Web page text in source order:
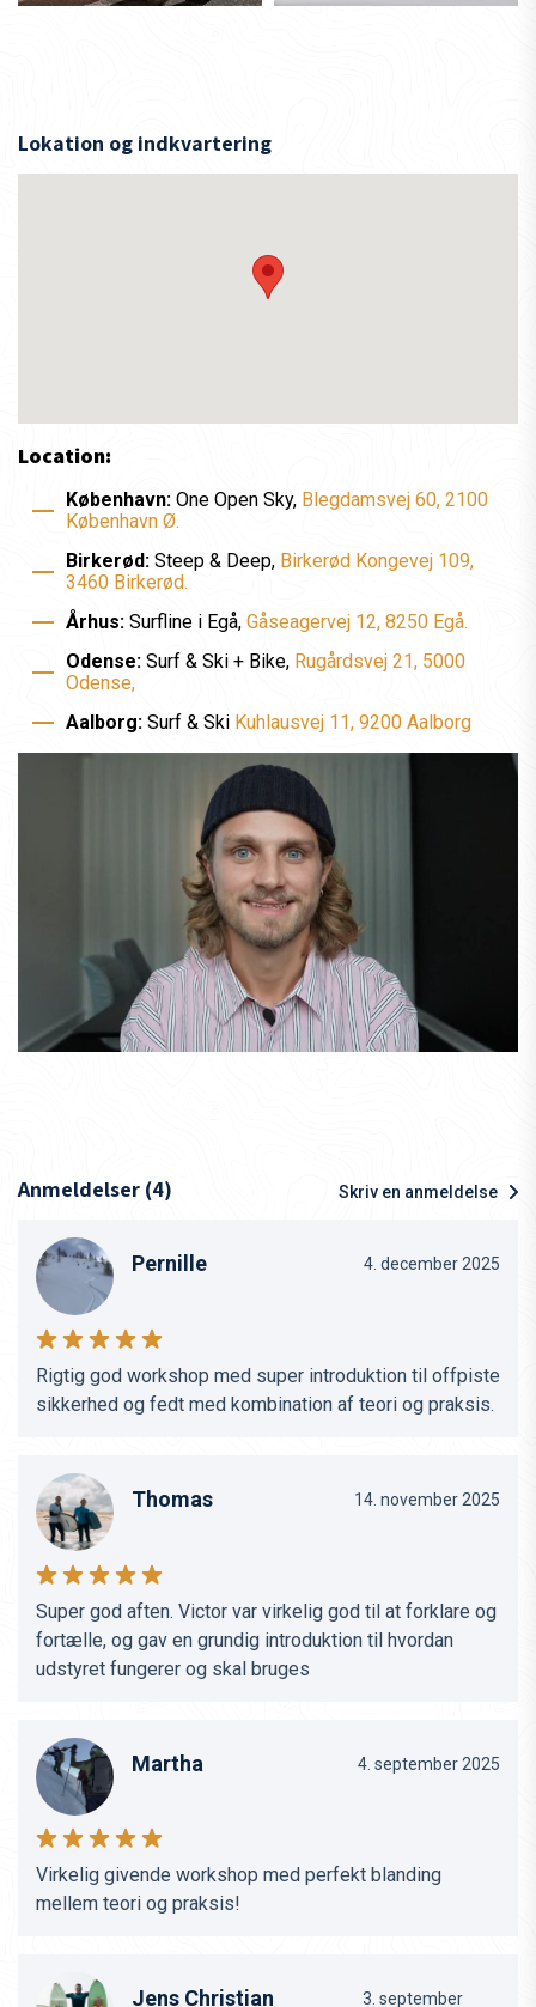
Lokation og indkvartering
Location:
København: One Open Sky, Blegdamsvej 60, 2100
København Ø.
Birkerød: Steep & Deep, Birkerød Kongevej 109,
3460 Birkerød.
Århus: Surfline i Egå, Gåseagervej 12, 8250 Egå.
Odense: Surf & Ski + Bike, Rugårdsvej 21, 5000
Odense,
Aalborg: Surf & Ski Kuhlausvej 11, 9200 Aalborg
Anmeldelser (4) Skriv en anmeldelse
Pernille 4. december 2025
Rigtig god workshop med super introduktion til offpiste
sikkerhed og fedt med kombination af teori og praksis.
Thomas 14. november 2025
Super god aften. Victor var virkelig god til at forklare og
fortælle, og gav en grundig introduktion til hvordan
udstyret fungerer og skal bruges
Martha 4. september 2025
Virkelig givende workshop med perfekt blanding
mellem teori og praksis!
Jens Christian 3. september